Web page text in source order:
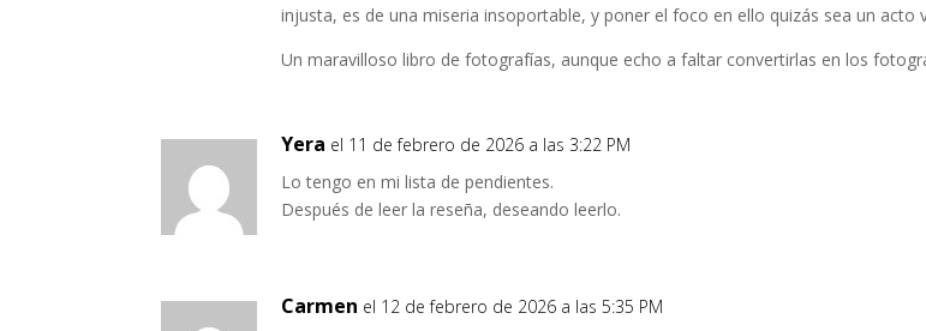
injusta, es de una miseria insoportable, y poner el foco en ello quizás sea un acto
Un maravilloso libro de fotografías, aunque echo a faltar convertirlas en los
Yera el 11 de febrero de 2026 a las 3:22 PM
Lo tengo en mi lista de pendientes.
Después de leer la reseña, deseando leerlo.
Carmen el 12 de febrero de 2026 a las 5:35 PM